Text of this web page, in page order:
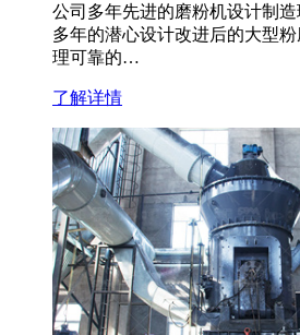
公司多年先进的磨粉机设计制
多年的潜心设计改进后的大型
理可靠的…
了解详情